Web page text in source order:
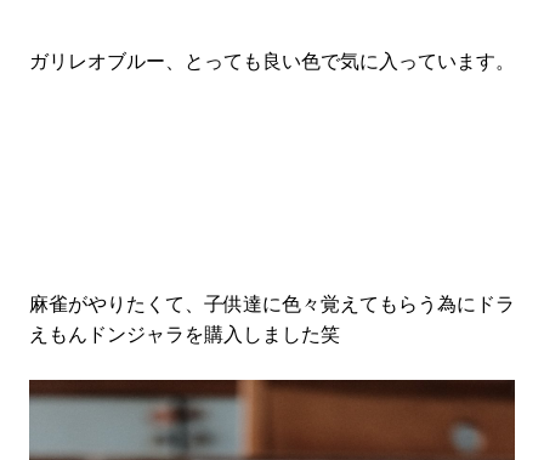
ガリレオブルー、とっても良い色で気に入っています。
麻雀がやりたくて、子供達に色々覚えてもらう為にドラ
えもんドンジャラを購入しました笑